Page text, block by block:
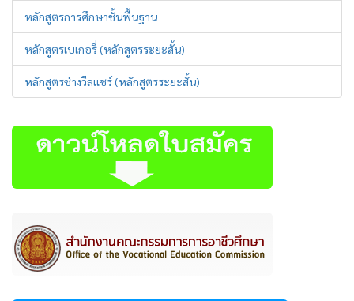
หลักสูตรการศึกษาชั้นพื้นฐาน
หลักสูตรเบเกอรี่ (หลักสูตรระยะสั้น)
หลักสูตรช่างวีลแชร์ (หลักสูตรระยะสั้น)